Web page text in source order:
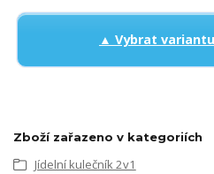
▲ Vybrat
Zboží zařazeno v kategoriích
Jídelní kulečník 2v1